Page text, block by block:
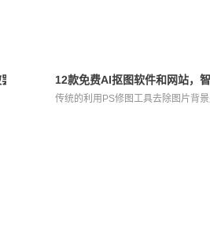
免风波 12款免费AI抠图软件和网站，
传统的利用PS修图工具去除图片背